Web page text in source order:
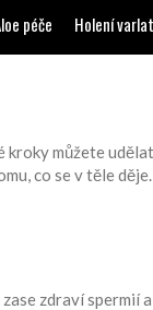
péče Holení varlat
můžete
co se v těle děje.
zdraví spermií